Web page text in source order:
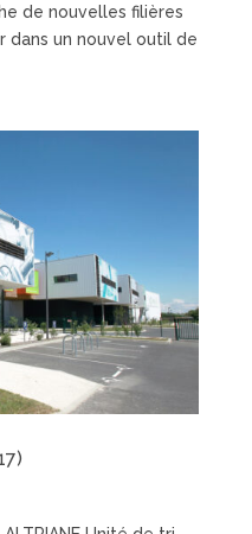
de nouvelles filières
dans un nouvel outil de